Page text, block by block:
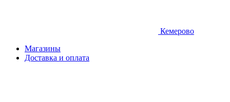
Кемерово
Магазины
Доставка и оплата